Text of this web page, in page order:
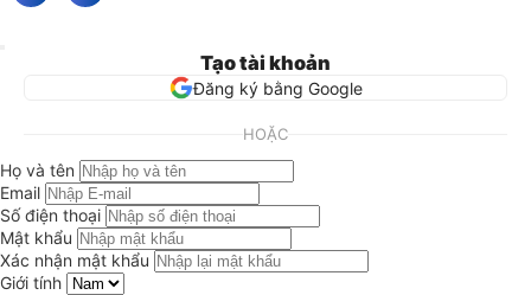
Tạo tài khoản
Đăng ký bằng Google
HOẶC
Họ và tên
Email
Số điện thoại
Mật khẩu
Xác nhận mật khẩu
Giới tính